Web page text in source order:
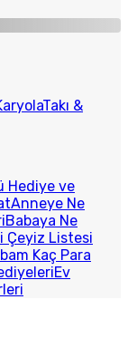
Takı &
Hediye ve
Anneye Ne
Babaya Ne
Çeyiz Listesi
Kaç Para
Ev